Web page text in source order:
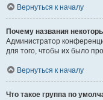
Вернуться к началу
Почему названия
Администратор
для того, чтобы их было
Вернуться к началу
Что такое группа по